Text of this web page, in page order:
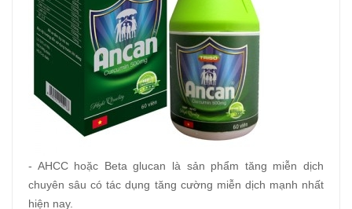
- AHCC hoặc Beta glucan là sản phẩm tăng miễn dịch
chuyên sâu có tác dụng tăng cường miễn dịch mạnh nhất
hiện nay.